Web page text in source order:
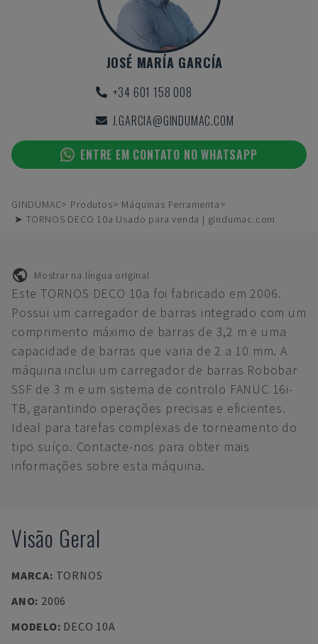
JOSÉ MARÍA GARCÍA
+34 601 158 008
J.GARCIA@GINDUMAC.COM
ENTRE EM CONTATO NO WHATSAPP
GINDUMAC Produtos
Máquinas Ferramenta
➤ TORNOS DECO 10a Usado para venda | gindumac.com
Mostrar na língua original
Este TORNOS DECO 10a foi fabricado em 2006.
Possui um carregador de barras integrado com um
comprimento máximo de barras de 3,2 m e uma
capacidade de barras que varia de 2 a 10 mm. A
máquina inclui um carregador de barras Robobar
SSF de 3 m e um sistema de controlo FANUC 16i-
TB, garantindo operações precisas e eficientes.
Ideal para tarefas complexas de torneamento do
tipo suíço. Contacte-nos para obter mais
informações sobre esta máquina.
Visão Geral
MARCA: TORNOS
ANO: 2006
MODELO: DECO 10A